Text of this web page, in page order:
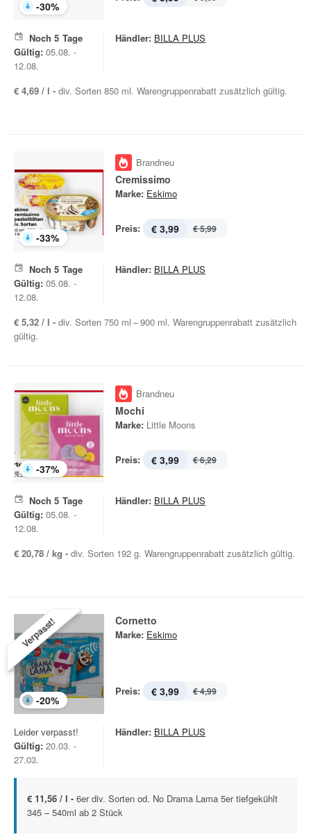
-30%
Noch 5 Tage
Gültig: 05.08. -
12.08.
Händler: BILLA PLUS
€ 4,69 / l - div. Sorten 850 ml. Warengruppenrabatt zusätzlich gültig.
-33%
Brandneu
Cremissimo
Marke: Eskimo
Preis: € 3,99 € 5,99
Noch 5 Tage
Gültig: 05.08. -
12.08.
Händler: BILLA PLUS
€ 5,32 / l - div. Sorten 750 ml – 900 ml. Warengruppenrabatt zusätzlich
gültig.
-37%
Brandneu
Mochi
Marke: Little Moons
Preis: € 3,99 € 6,29
Noch 5 Tage
Gültig: 05.08. -
12.08.
Händler: BILLA PLUS
€ 20,78 / kg - div. Sorten 192 g. Warengruppenrabatt zusätzlich gültig.
Verpasst!
-20%
Cornetto
Marke: Eskimo
Preis: € 3,99 € 4,99
Leider verpasst!
Gültig: 20.03. -
27.03.
Händler: BILLA PLUS
€ 11,56 / l - 6er div. Sorten od. No Drama Lama 5er tiefgekühlt
345 – 540ml ab 2 Stück